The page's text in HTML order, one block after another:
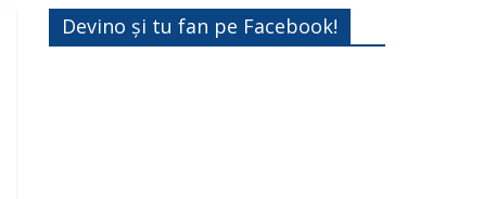
Devino și tu fan pe Facebook!